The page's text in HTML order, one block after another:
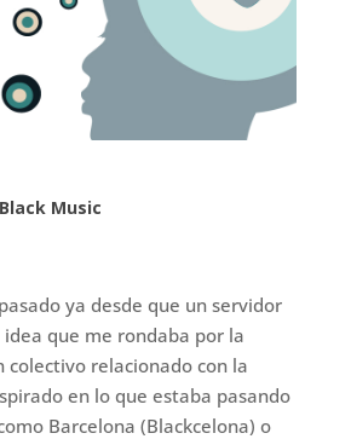
Music
ya desde que un servidor
que me rondaba por la
colectivo relacionado con la
en lo que estaba pasando
Barcelona (Blackcelona) o